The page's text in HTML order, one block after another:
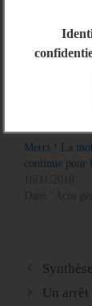
Articles
Merci de
Merci ! La
continue pour
16/11/2018
Dans "Actu
Un arrêt